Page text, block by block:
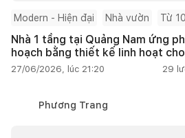
Modern - Hiện đại Nhà vườn Từ
Nhà 1 tầng tại Quảng Nam ứng
hoạch bằng thiết kế linh hoạt
27/06/2026, lúc 21:20 29
Phương Trang